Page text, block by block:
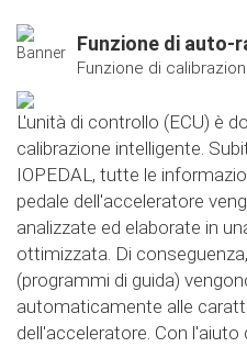
Funzione di auto-
Funzione di
L'unità di controllo (ECU) è
calibrazione intelligente.
IOPEDAL, tutte le
pedale dell'acceleratore
analizzate ed elaborate in
ottimizzata. Di
(programmi di guida)
automaticamente alle
dell'acceleratore. Con